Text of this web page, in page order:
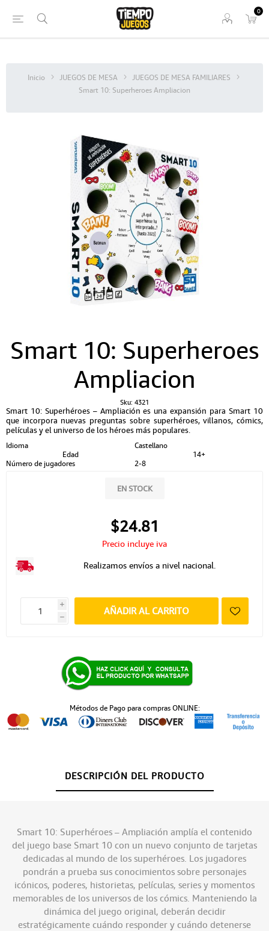
0
Inicio JUEGOS DE MESA
JUEGOS DE MESA FAMILIARES
Smart 10: Superheroes Ampliacion
Smart 10: Superheroes
Ampliacion
Sku: 4321
Smart 10: Superhéroes – Ampliación es una expansión para Smart 10
que incorpora nuevas preguntas sobre superhéroes, villanos, cómics,
películas y el universo de los héroes más populares.
Idioma
Castellano
Edad
14+
Número de jugadores
2-8
EN STOCK
$24.81
Precio incluye iva
Realizamos envíos a nivel nacional.
i
h
AÑADIR AL CARRITO
Métodos de Pago para compras ONLINE:
DESCRIPCIÓN DEL PRODUCTO
Smart 10: Superhéroes – Ampliación amplía el contenido
del juego base Smart 10 con un nuevo conjunto de tarjetas
dedicadas al mundo de los superhéroes. Los jugadores
pondrán a prueba sus conocimientos sobre personajes
icónicos, poderes, historietas, películas, series y momentos
memorables de los universos de los cómics. Manteniendo la
dinámica del juego original, deberán decidir
estratégicamente cuándo responder y cuándo detenerse